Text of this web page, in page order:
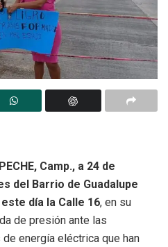
Camp., a 24 de
del Barrio de Guadalupe
día la Calle 16, en su
de presión ante las
energía eléctrica que han